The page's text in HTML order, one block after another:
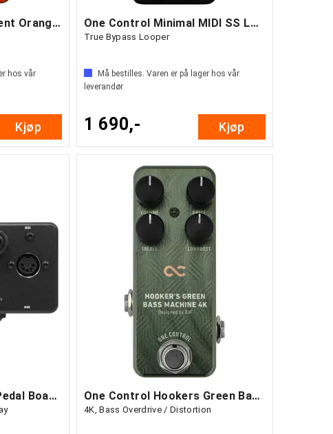
One Control Fluorescent Orange AIAB
hos vår
Kjøp
One Control Minimal MIDI SS Loop
True Bypass Looper
Må bestilles. Varen er på lager hos vår
leverandør
1 690,- Kjøp
One Control Minimal Pedal Board Junction One Control Hookers Green Bass Machine
4K, Bass Overdrive / Distortion